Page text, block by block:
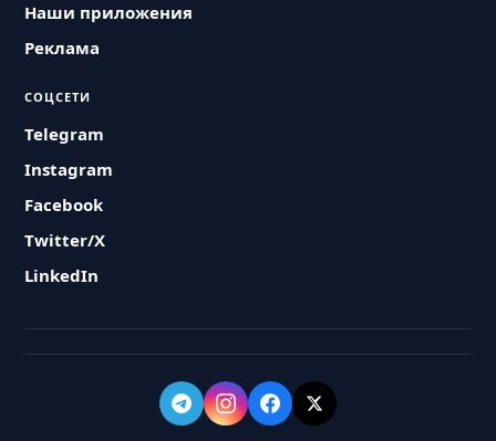
Наши приложения
Реклама
СОЦСЕТИ
Telegram
Instagram
Facebook
Twitter/X
LinkedIn